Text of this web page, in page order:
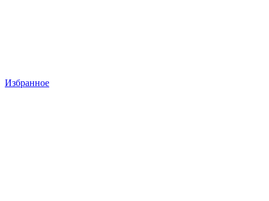
Избранное